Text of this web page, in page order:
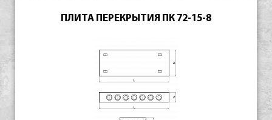
ПЛИТА ПЕРЕКРЫТИЯ ПК 72-15-8